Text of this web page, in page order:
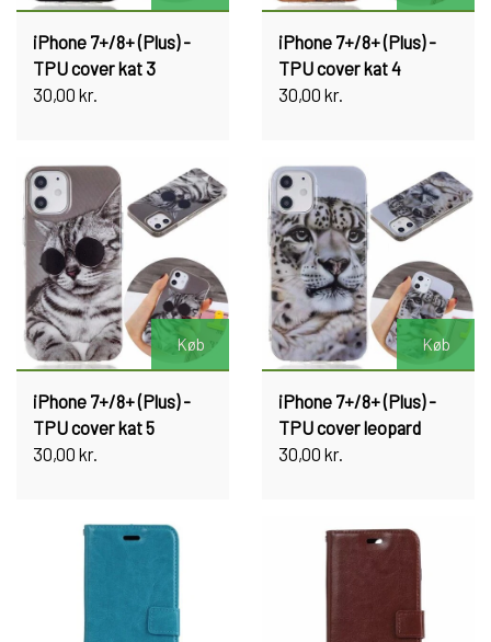
iPhone 7+/8+ (Plus) -
TPU cover kat 3
30,00 kr.
iPhone 7+/8+ (Plus) -
TPU cover kat 4
30,00 kr.
Køb
iPhone 7+/8+ (Plus) -
TPU cover kat 5
30,00 kr.
Køb
iPhone 7+/8+ (Plus) -
TPU cover leopard
30,00 kr.